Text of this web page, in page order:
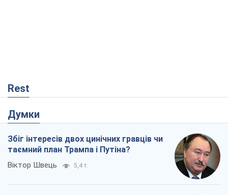
Rest
Думки
Збіг інтересів двох цинічних гравців чи
таємний план Трампа і Путіна?
Віктор Швець 5,4 т.